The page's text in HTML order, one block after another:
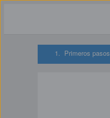
1. Primeros pasos